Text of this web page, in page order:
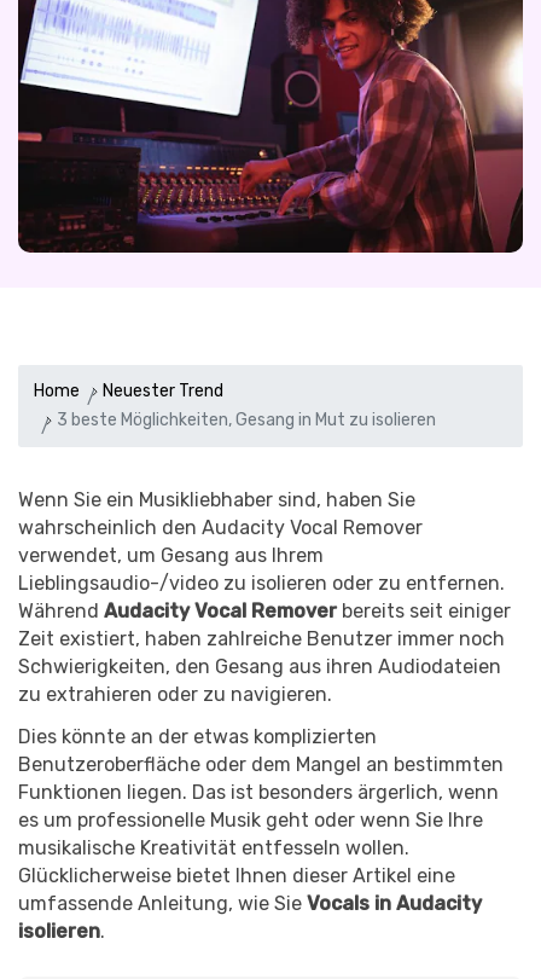
Home
Neuester Trend
3 beste Möglichkeiten, Gesang in Mut zu isolieren
Wenn Sie ein Musikliebhaber sind, haben Sie
wahrscheinlich den Audacity Vocal Remover
verwendet, um Gesang aus Ihrem
Lieblingsaudio-/video zu isolieren oder zu entfernen.
Während Audacity Vocal Removerbereits seit einiger
Zeit existiert, haben zahlreiche Benutzer immer noch
Schwierigkeiten, den Gesang aus ihren Audiodateien
zu extrahieren oder zu navigieren.
Dies könnte an der etwas komplizierten
Benutzeroberfläche oder dem Mangel an bestimmten
Funktionen liegen. Das ist besonders ärgerlich, wenn
es um professionelle Musik geht oder wenn Sie Ihre
musikalische Kreativität entfesseln wollen.
Glücklicherweise bietet Ihnen dieser Artikel eine
umfassende Anleitung, wie Sie Vocals in Audacity
isolieren.